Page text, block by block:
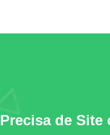
Precisa de Site